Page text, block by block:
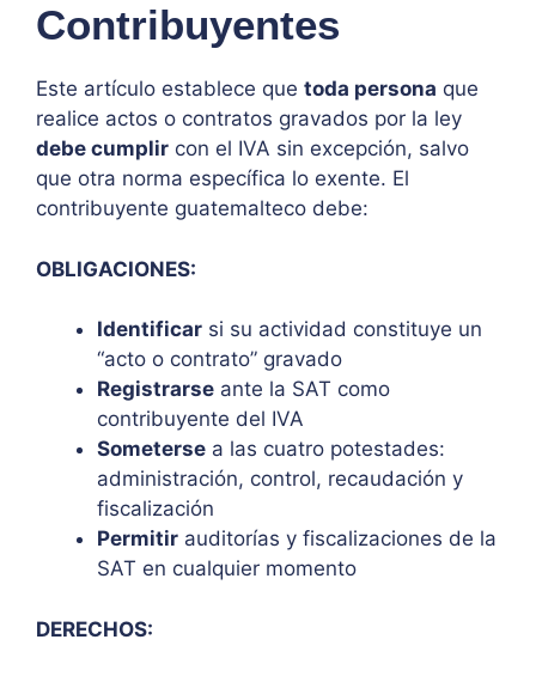
Contribuyentes
Este artículo establece que toda persona que
realice actos o contratos gravados por la ley
debe cumplir con el IVA sin excepción, salvo
que otra norma específica lo exente. El
contribuyente guatemalteco debe:
OBLIGACIONES:
Identificar si su actividad constituye un
“acto o contrato” gravado
Registrarse ante la SAT como
contribuyente del IVA
Someterse a las cuatro potestades:
administración, control, recaudación y
fiscalización
Permitir auditorías y fiscalizaciones de la
SAT en cualquier momento
DERECHOS: